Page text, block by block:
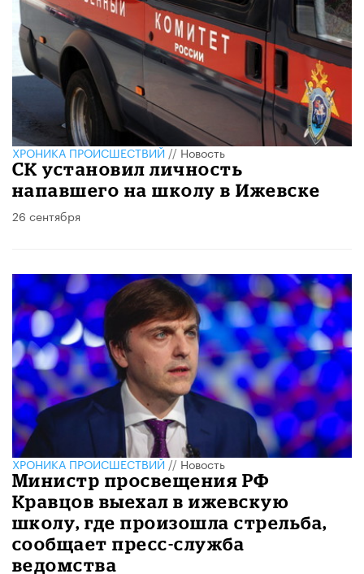
ХРОНИКА ПРОИСШЕСТВИЙ//Новость
СК установил личность
напавшего на школу в Ижевске
26 сентября
ХРОНИКА ПРОИСШЕСТВИЙ//Новость
Министр просвещения РФ
Кравцов выехал в ижевскую
школу, где произошла стрельба,
сообщает пресс-служба
ведомства